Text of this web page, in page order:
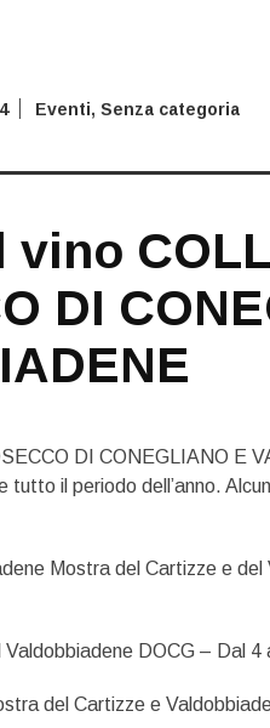
Eventi, Senza categoria
vino
DI
DI CONEGLIANO E
il periodo dell’anno.
Mostra del Cartizze e del
Valdobbiadene DOCG – Dal 4
del Cartizze e